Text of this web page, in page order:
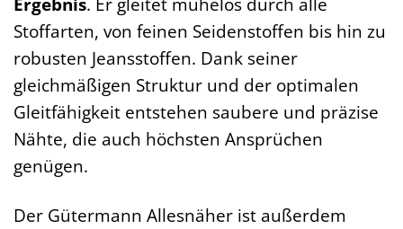
Stoffarten, von feinen Seidenstoffen bis hin zu
robusten Jeansstoffen. Dank seiner
gleichmäßigen Struktur und der optimalen
Gleitfähigkeit entstehen saubere und präzise
Nähte, die auch höchsten Ansprüchen
genügen.
Der Gütermann Allesnäher ist außerdem